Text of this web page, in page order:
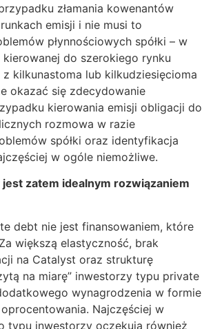
złamania kowenantów
emisji i nie musi to
płynnościowych spółki – w
do szerokiego rynku
kilkunastoma lub kilkudziesięcioma
okazać się zdecydowanie
kierowania emisji obligacji do
rozmowa w razie
spółki oraz identyfikacja
w ogóle niemożliwe.
zatem idealnym rozwiązaniem
debt nie jest finansowaniem, które
większą elastyczność, brak
na Catalyst oraz strukturę
na miarę” inwestorzy typu private
wynagrodzenia w formie
Najczęściej w
typu inwestorzy oczekują również